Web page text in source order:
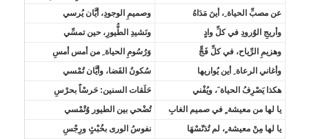
عن مصبِّ الحياة ِ، أينَ مَدَاهُ
وصميمِ الوجودِ، أيَّان يُرسي
وأريجِ الوُرودِ في كلِّ وادٍ
ونَشيدِ الطُّيورِ، حين تمسِّي
وهزيمِ الرِّياح، في كلِّ فَجٍّ
وَرُسُومِ الحياة ِ من أمس أمسِ
وأغاني الرعاة ِ أين يُواريها
سُكونُ الفَضا، وأيَّان تُمْسي
هكذا يَصْرِفُ الحياة َ، ويُفْني
حَلَقات السنين: حَرسْاً بحرْسِ
يا لها من معيشة ٍ في صميم الغابِ
تُضْحي بين الطيور وُتْمْسي
يا لها مِنْ معيشة ٍ، لم تُدَنّسْهَا
نفوسُ الورى بخُبْثٍ ورِجْسِ